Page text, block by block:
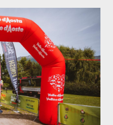
z Aosty do Aosty -
z Aosty do Aosty -